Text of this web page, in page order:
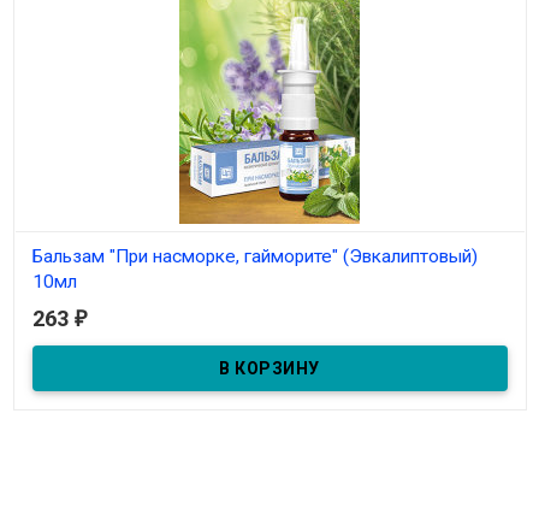
Бальзам "При насморке, гайморите" (Эвкалиптовый)
10мл
В наличии
Бальзам-спрей "При насморке, гайморите" 10мл
263 ₽